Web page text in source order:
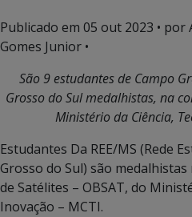
Publicado em 05 out 2023 • por
Gomes Junior •
São 9 estudantes de Campo
Grosso do Sul medalhistas, na
Ministério da Ciência,
Estudantes Da REE/MS (Rede
Grosso do Sul) são
de Satélites – OBSAT, do
Inovação – MCTI.